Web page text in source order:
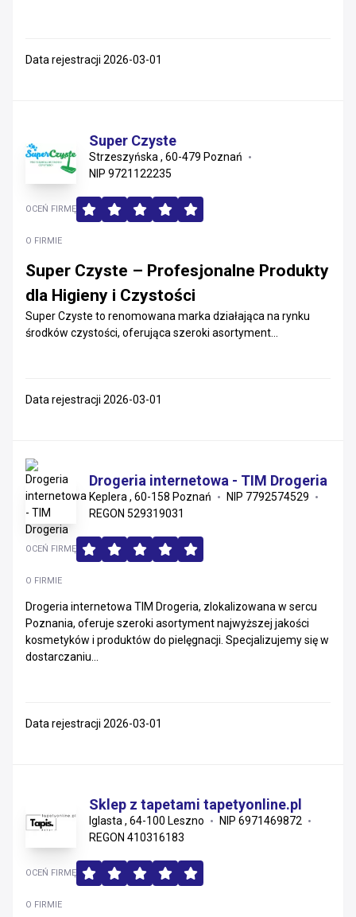
Data rejestracji 2026-03-01
Super Czyste
Strzeszyńska , 60-479 Poznań
NIP 9721122235
O FIRMIE
Super Czyste – Profesjonalne Produkty
dla Higieny i Czystości
Super Czyste to renomowana marka działająca na rynku
środków czystości, oferująca szeroki asortyment...
OCEŃ FIRMĘ
Data rejestracji 2026-03-01
Drogeria internetowa - TIM Drogeria
Keplera , 60-158 Poznań
NIP 7792574529
REGON 529319031
O FIRMIE
Drogeria internetowa TIM Drogeria, zlokalizowana w sercu
Poznania, oferuje szeroki asortyment najwyższej jakości
kosmetyków i produktów do pielęgnacji. Specjalizujemy się w
dostarczaniu...
OCEŃ FIRMĘ
Data rejestracji 2026-03-01
Sklep z tapetami tapetyonline.pl
Iglasta , 64-100 Leszno
NIP 6971469872
REGON 410316183
O FIRMIE
OCEŃ FIRMĘ